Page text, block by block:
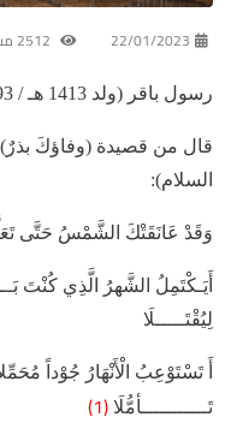
22/01/2023
رسول باقر (ولد 1413 هـ / 1993 م)
قال من قصيدة (وفاؤكَ
السلام):
وَقَدْ عَانَقَتْكَ الشَّمْسُ حَتَّى
أَيَـكْتَمِلُ الشَّهرُ الَّذِي كُنْتَ
لِيُقْتَـــــلَا
أَ تَسْتَوْعِبُ الْأَنْهَارُ جُوْداً
تَـــــــــــأمُّلَا (1)